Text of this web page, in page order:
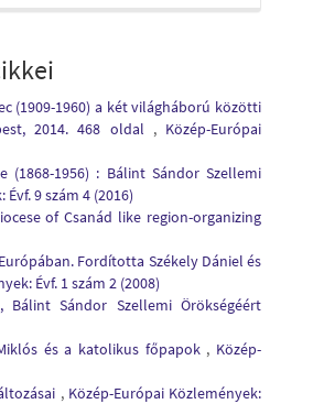
(1909-1960) a két világháború közötti
2014. 468 oldal , Közép-Európai
(1868-1956) : Bálint Sándor Szellemi
9 szám 4 (2016)
of Csanád like region-organizing
Fordította Székely Dániel és
Évf. 1 szám 2 (2008)
Bálint Sándor Szellemi Örökségéért
és a katolikus főpapok , Közép-
, Közép-Európai Közlemények: